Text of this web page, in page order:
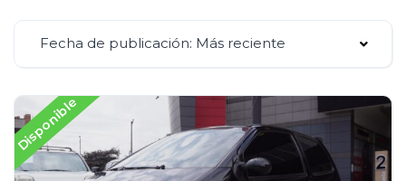
Fecha de publicación: Más reciente
Disponible